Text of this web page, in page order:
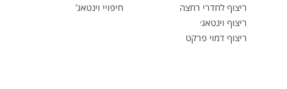
ריצוף לחדרי רחצה
ריצוף וינטאג׳
ריצוף דמוי פרקט
חיפויי וינטאג'